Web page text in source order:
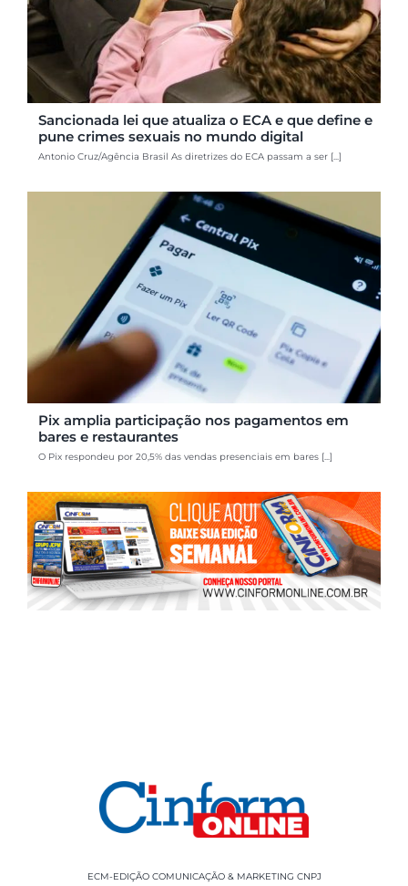
Sancionada lei que atualiza o ECA e que define e
pune crimes sexuais no mundo digital
Antonio Cruz/Agência Brasil As diretrizes do ECA passam a ser [...]
Pix amplia participação nos pagamentos em
bares e restaurantes
O Pix respondeu por 20,5% das vendas presenciais em bares [...]
ECM-EDIÇÃO COMUNICAÇÃO & MARKETING CNPJ